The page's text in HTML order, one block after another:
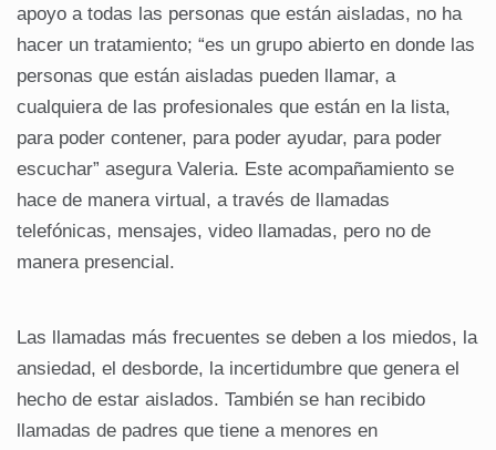
apoyo a todas las personas que están aisladas, no ha
hacer un tratamiento; “es un grupo abierto en donde las
personas que están aisladas pueden llamar, a
cualquiera de las profesionales que están en la lista,
para poder contener, para poder ayudar, para poder
escuchar” asegura Valeria. Este acompañamiento se
hace de manera virtual, a través de llamadas
telefónicas, mensajes, video llamadas, pero no de
manera presencial.
Las llamadas más frecuentes se deben a los miedos, la
ansiedad, el desborde, la incertidumbre que genera el
hecho de estar aislados. También se han recibido
llamadas de padres que tiene a menores en